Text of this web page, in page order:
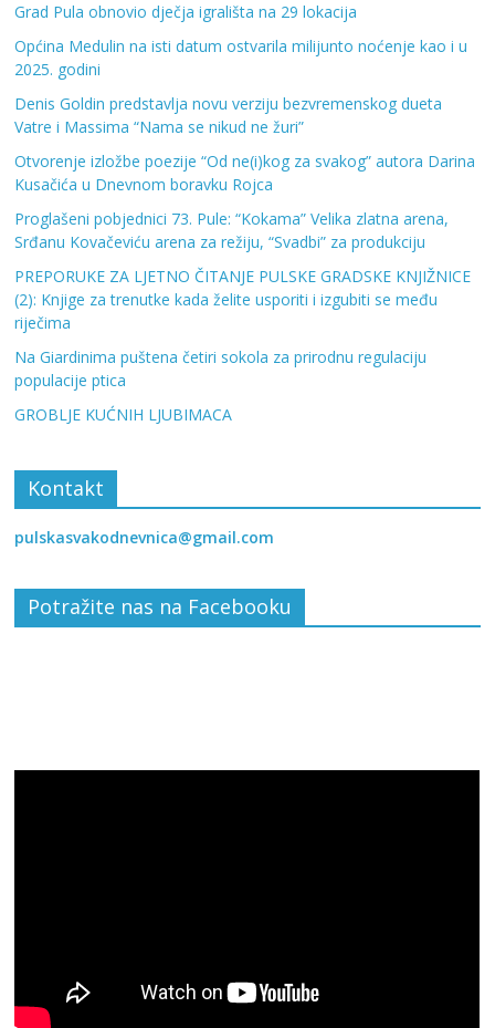
Grad Pula obnovio dječja igrališta na 29 lokacija
Općina Medulin na isti datum ostvarila milijunto noćenje kao i u
2025. godini
Denis Goldin predstavlja novu verziju bezvremenskog dueta
Vatre i Massima “Nama se nikud ne žuri”
Otvorenje izložbe poezije “Od ne(i)kog za svakog” autora Darina
Kusačića u Dnevnom boravku Rojca
Proglašeni pobjednici 73. Pule: “Kokama” Velika zlatna arena,
Srđanu Kovačeviću arena za režiju, “Svadbi” za produkciju
PREPORUKE ZA LJETNO ČITANJE PULSKE GRADSKE KNJIŽNICE
(2): Knjige za trenutke kada želite usporiti i izgubiti se među
riječima
Na Giardinima puštena četiri sokola za prirodnu regulaciju
populacije ptica
GROBLJE KUĆNIH LJUBIMACA
Kontakt
pulskasvakodnevnica@gmail.com
Potražite nas na Facebooku